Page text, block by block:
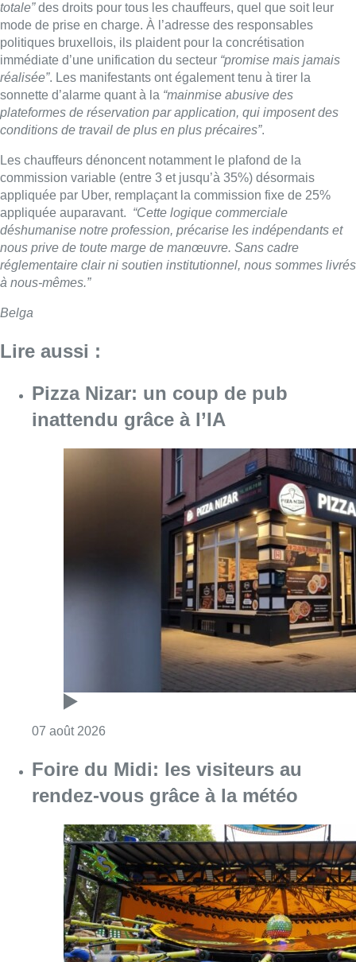
totale”des droits pour tous les chauffeurs, quel que soit leur
mode de prise en charge. À l’adresse des responsables
politiques bruxellois, ils plaident pour la concrétisation
immédiate d’une unification du secteur “promise mais jamais
réalisée”. Les manifestants ont également tenu à tirer la
sonnette d’alarme quant à la “mainmise abusive des
plateformes de réservation par application, qui imposent des
conditions de travail de plus en plus précaires”.
Les chauffeurs dénoncent notamment le plafond de la
commission variable (entre 3 et jusqu’à 35%) désormais
appliquée par Uber, remplaçant la commission fixe de 25%
appliquée auparavant. “Cette logique commerciale
déshumanise notre profession, précarise les indépendants et
nous prive de toute marge de manœuvre. Sans cadre
réglementaire clair ni soutien institutionnel, nous sommes livrés
à nous-mêmes.”
Belga
Lire aussi :
Pizza Nizar: un coup de pub
inattendu grâce à l’IA
07 août 2026
Foire du Midi: les visiteurs au
rendez-vous grâce à la météo